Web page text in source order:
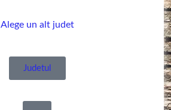
Alege un alt judet
Judetul